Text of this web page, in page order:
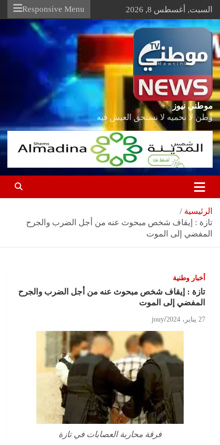
Skip
content
السبت, أغسطس 8, 2026 Responsive Menu
موطني نيوز
وطن لا نحميه لا نستحق العيش فيه
الرئيسية
تازة : إيقاف شخص مبحوث عنه من أجل الضرب والجرح
المفضي إلى الموت
أخبار وطنية
تازة : إيقاف شخص مبحوث عنه من أجل الضرب والجرح
المفضي إلى الموت
27 يناير، 2024 jouy
فرقة محاربة العصابات في تازة